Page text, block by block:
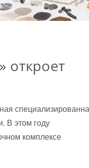
откроет
В этом году
комплексе